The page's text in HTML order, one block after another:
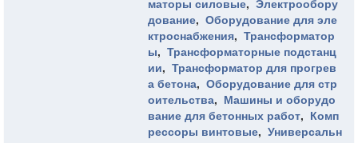
маторы силовые, Электрообору
дование, Оборудование для эле
ктроснабжения, Трансформатор
ы, Трансформаторные подстанц
ии, Трансформатор для прогрев
а бетона, Оборудование для стр
оительства, Машины и оборудо
вание для бетонных работ, Комп
рессоры винтовые, Универсальн